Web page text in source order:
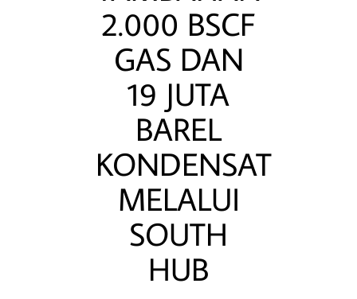
2.000 BSCF
GAS DAN
19 JUTA
BAREL
KONDENSAT
MELALUI
SOUTH
HUB